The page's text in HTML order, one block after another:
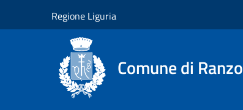
Regione Liguria
Comune di Ranzo